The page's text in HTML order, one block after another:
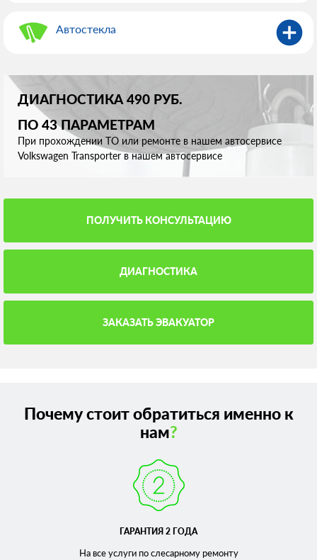
Автостекла
ДИАГНОСТИКА 490 РУБ.
ПО 43 ПАРАМЕТРАМ
При прохождении ТО или ремонте в нашем автосервисе
Volkswagen Transporter в нашем автосервисе
ПОЛУЧИТЬ КОНСУЛЬТАЦИЮ
ДИАГНОСТИКА
ЗАКАЗАТЬ ЭВАКУАТОР
Почему стоит обратиться именно к
нам?
ГАРАНТИЯ 2 ГОДА
На все услуги по слесарномуремонту